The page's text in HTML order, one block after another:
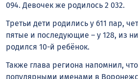
094. Девочек же родилось 2 032.
Третьи дети родились у 611 пар,
пятые и последующие – у 128, из
родился 10-й ребёнок.
Также глава региона напомнил,
популярными именами в